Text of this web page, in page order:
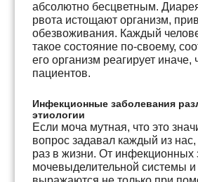
абсолютно бесцветным.
рвота истощают организм,
обезвоживания. Каждый
такое состояние по-своему,
его организм реагирует иначе,
пациентов.
Инфекционные заболевания
этиологии
Если моча мутная, что это
вопрос задавал каждый из
раз в жизни. От инфекционных
мочевыделительной системы и